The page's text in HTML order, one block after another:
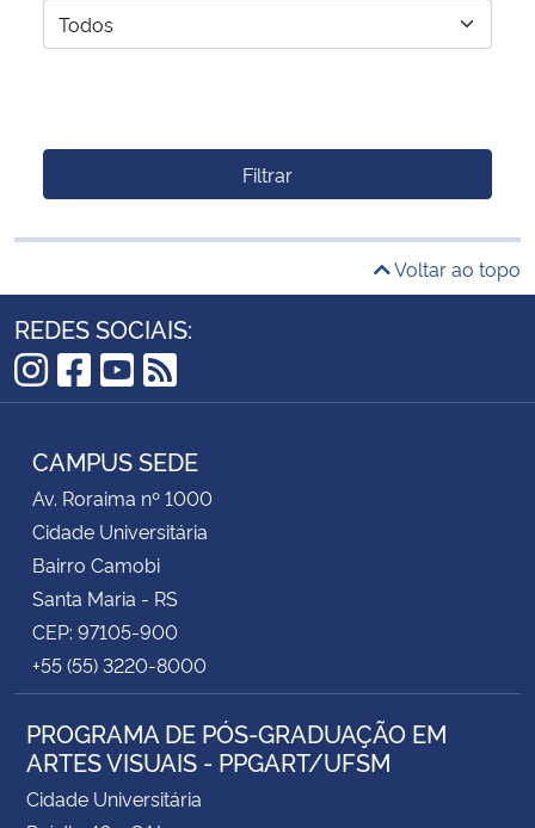
Filtrar
Voltar ao topo
REDES SOCIAIS:
Instagram
Facebook
YouTube
RSS
CAMPUS SEDE
Av. Roraima nº 1000
Cidade Universitária
Bairro Camobi
Santa Maria - RS
CEP: 97105-900
+55 (55) 3220-8000
PROGRAMA DE PÓS-GRADUAÇÃO EM
ARTES VISUAIS - PPGART/UFSM
Cidade Universitária